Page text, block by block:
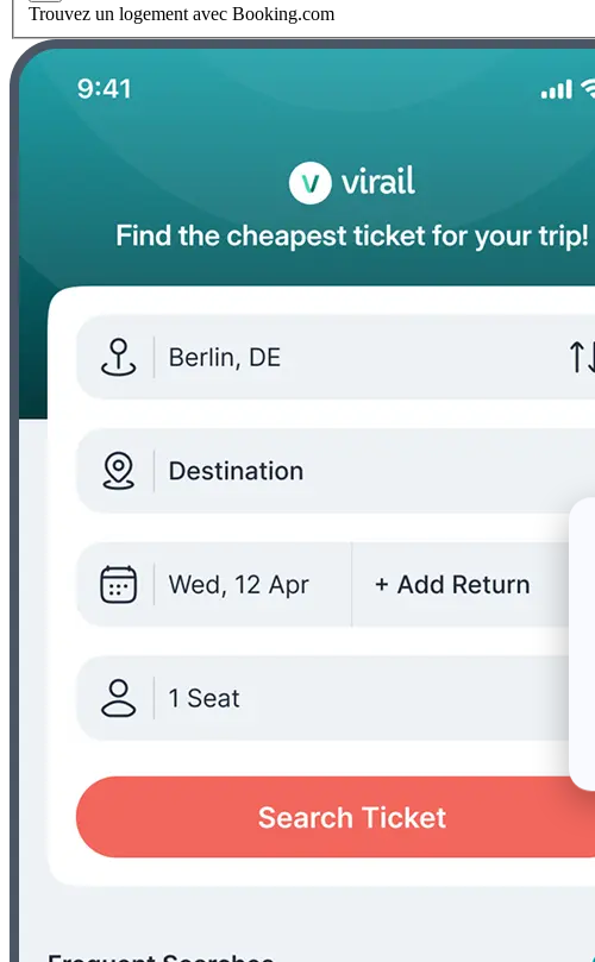
Trouvez un logement avec Booking.com